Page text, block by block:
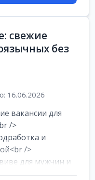
свежие
без
16.06.2026
вакансии для
/>
и
/>
для мужчин и